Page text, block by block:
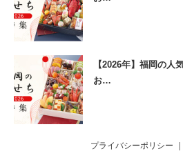
【2026年】福岡の人
お…
プライバシーポリシー